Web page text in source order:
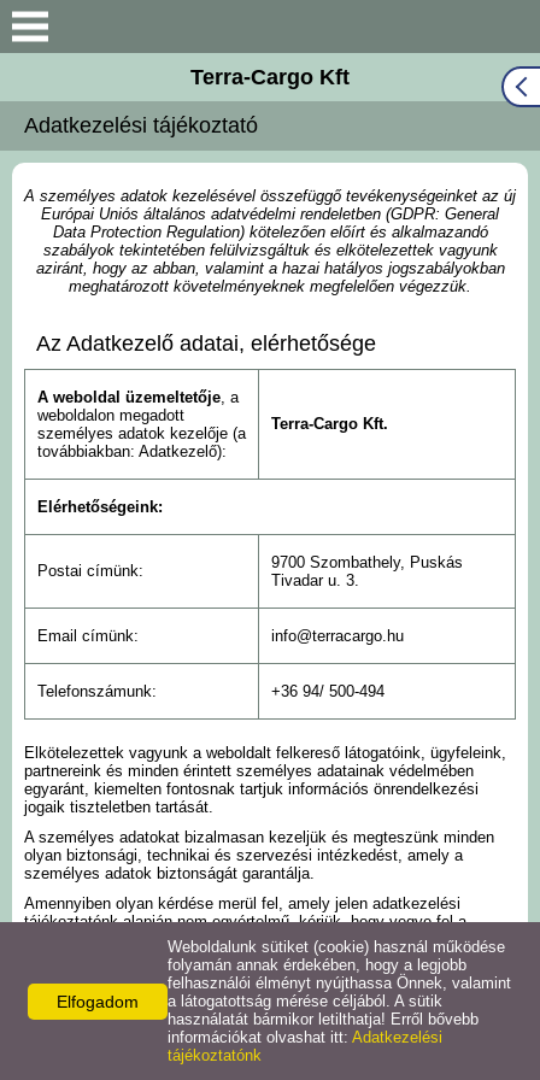
Bemutatkozás
Munkatársaink
Fuvarmegbízási
ajánlatkérés
Cégadatok
Elérhetőségek
Dokumentumok
Hírdetmények
Galéria
Terra-Cargo Kft
Adatkezelési tájékoztató
A személyes adatok kezelésével összefüggő tevékenységeinket az új
Európai Uniós általános adatvédelmi rendeletben (GDPR: General
Data Protection Regulation) kötelezően előírt és alkalmazandó
szabályok tekintetében felülvizsgáltuk és elkötelezettek vagyunk
aziránt, hogy az abban, valamint a hazai hatályos jogszabályokban
meghatározott követelményeknek megfelelően végezzük.
Az Adatkezelő adatai, elérhetősége
A weboldal üzemeltetője, a
weboldalon megadott
személyes adatok kezelője (a
továbbiakban: Adatkezelő):
Terra-Cargo Kft.
Elérhetőségeink:
Postai címünk:
9700 Szombathely, Puskás
Tivadar u. 3.
Email címünk: info@terracargo.hu
Telefonszámunk: +36 94/ 500-494
Elkötelezettek vagyunk a weboldalt felkereső látogatóink, ügyfeleink,
partnereink és minden érintett személyes adatainak védelmében
egyaránt, kiemelten fontosnak tartjuk információs önrendelkezési
jogaik tiszteletben tartását.
A személyes adatokat bizalmasan kezeljük és megteszünk minden
olyan biztonsági, technikai és szervezési intézkedést, amely a
személyes adatok biztonságát garantálja.
Amennyiben olyan kérdése merül fel, amely jelen adatkezelési
tájékoztatónk alapján nem egyértelmű, kérjük, hogy vegye fel a
kapcsolatot velünk fenti elérhetőségeinken! Törekszünk arra, hogy
minél gyorsabban válaszoljunk Önnek, viszont amennyiben kérdése
megfelelő megválaszolása több időt vesz igénybe, akkor legfeljebb 15
napon belül vállaljuk annak megválaszolását.
Bármikor kérhet tájékoztatást személyes adatai kezelésével
kapcsolatban írásban (emailben, illetve postai címünkre megküldött
levélben) vagy szóban (telefonon). Felhívjuk a figyelmét, hogy
Elfogadom
Weboldalunk sütiket (cookie) használ működése
folyamán annak érdekében, hogy a legjobb
felhasználói élményt nyújthassa Önnek, valamint
a látogatottság mérése céljából. A sütik
használatát bármikor letilthatja! Erről bővebb
információkat olvashat itt: Adatkezelési
tájékoztatónk